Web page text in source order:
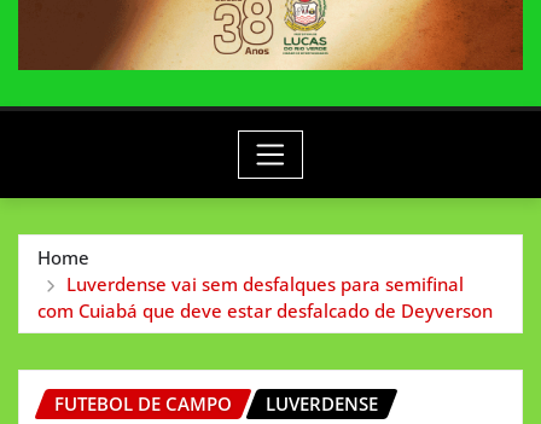
Home
Luverdense vai sem desfalques para semifinal
com Cuiabá que deve estar desfalcado de Deyverson
FUTEBOL DE CAMPO LUVERDENSE